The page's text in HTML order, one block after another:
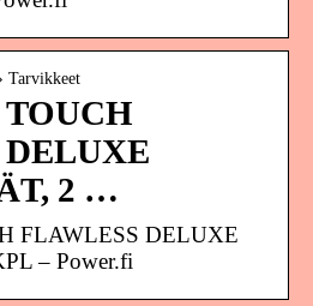
Tarvikkeet
2 …
FLAWLESS DELUXE
– Power.fi